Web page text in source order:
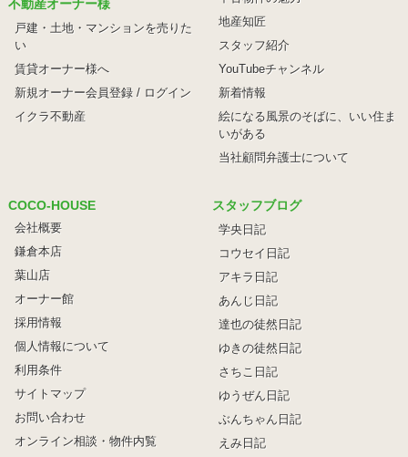
不動産オーナー様
戸建・土地・マンションを売りた
い
賃貸オーナー様へ
新規オーナー会員登録 / ログイン
イクラ不動産
地産知匠
スタッフ紹介
YouTubeチャンネル
新着情報
絵になる風景のそばに、 いい住ま
いがある
当社顧問弁護士について
COCO-HOUSE
会社概要
鎌倉本店
葉山店
オーナー館
採用情報
個人情報について
利用条件
サイトマップ
お問い合わせ
オンライン相談・物件内覧
スタッフブログ
学央日記
コウセイ日記
アキラ日記
あんじ日記
達也の徒然日記
ゆきの徒然日記
さちこ日記
ゆうぜん日記
ぶんちゃん日記
えみ日記